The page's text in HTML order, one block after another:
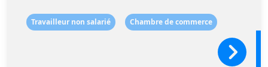
Travailleur non salarié Chambre de commerce